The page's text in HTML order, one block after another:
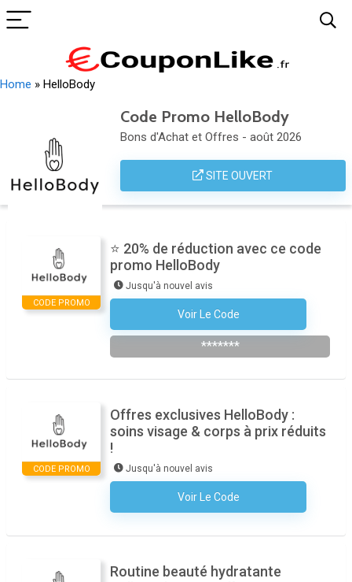
Home » HelloBody
Code Promo HelloBody
Bons d'Achat et Offres - août 2026
SITE OUVERT
CODE PROMO
⭐ 20% de réduction avec ce code
promo HelloBody
Jusqu'à nouvel avis
Voir Le Code
*******
CODE PROMO
Offres exclusives HelloBody :
soins visage & corps à prix réduits
!
Jusqu'à nouvel avis
Voir Le Code
Aucun Code N'est Nécessaire
Routine beauté hydratante